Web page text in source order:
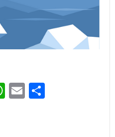
WhatsApp
Email